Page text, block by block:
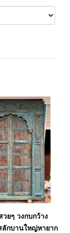
ยๆ วงกบกว้าง
ลักบานใหญ่หายาก